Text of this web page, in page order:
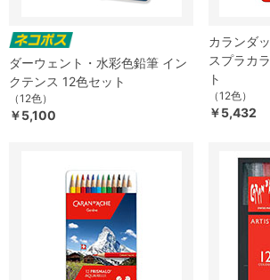
ダーウェント・水彩色鉛筆 イン
クテンス 12色セット
（12色）
￥5,100
カランダ
スプラカ
ト
（12色）
￥5,432